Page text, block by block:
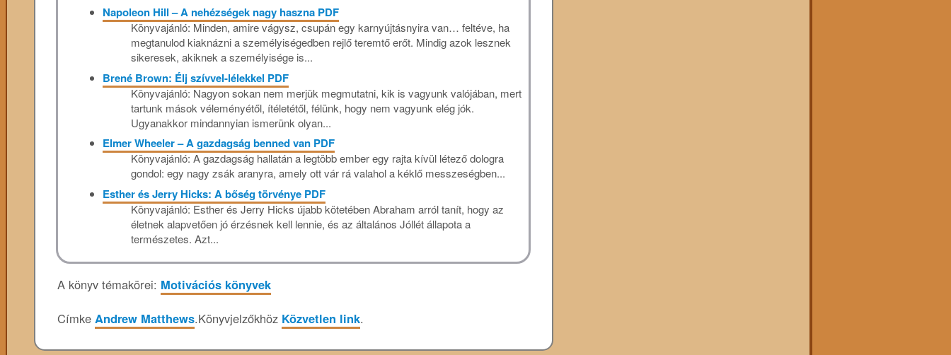
Napoleon Hill – A nehézségek nagy haszna PDF
Könyvajánló: Minden, amire vágysz, csupán egy karnyújtásnyira van… feltéve, ha
megtanulod kiaknázni a személyiségedben rejlő teremtő erőt. Mindig azok lesznek
sikeresek, akiknek a személyisége is...
Brené Brown: Élj szívvel-lélekkel PDF
Könyvajánló: Nagyon sokan nem merjük megmutatni, kik is vagyunk valójában, mert
tartunk mások véleményétől, ítéletétől, félünk, hogy nem vagyunk elég jók.
Ugyanakkor mindannyian ismerünk olyan...
Elmer Wheeler – A gazdagság benned van PDF
Könyvajánló: A gazdagság hallatán a legtöbb ember egy rajta kívül létező dologra
gondol: egy nagy zsák aranyra, amely ott vár rá valahol a kéklő messzeségben...
Esther és Jerry Hicks: A bőség törvénye PDF
Könyvajánló: Esther és Jerry Hicks újabb kötetében Abraham arról tanít, hogy az
életnek alapvetően jó érzésnek kell lennie, és az általános Jóllét állapota a
természetes. Azt...
A könyv témakörei: Motivációs könyvek
Címke Andrew Matthews.Könyvjelzőkhöz Közvetlen link.